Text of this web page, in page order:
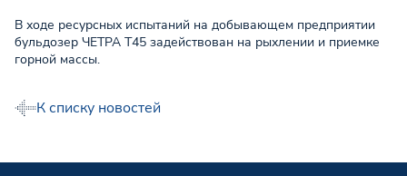
В ходе ресурсных испытаний на добывающем предприятии
бульдозер ЧЕТРА Т45 задействован на рыхлении и приемке
горной массы.
К списку новостей